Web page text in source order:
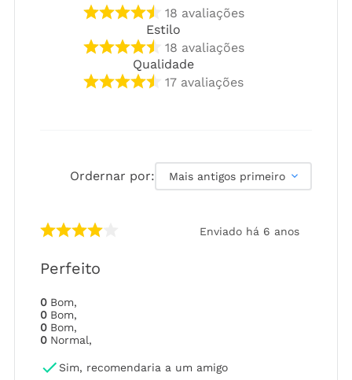
18 avaliações
Estilo
18 avaliações
Qualidade
17 avaliações
Ordernar por: Mais antigos primeiro
Enviado há 6 anos
Perfeito
0 Bom,
0 Bom,
0 Bom,
0 Normal,
Sim, recomendaria a um amigo